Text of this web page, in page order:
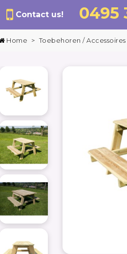
Contact us! 0495
Home > Toebehoren / Accessoires